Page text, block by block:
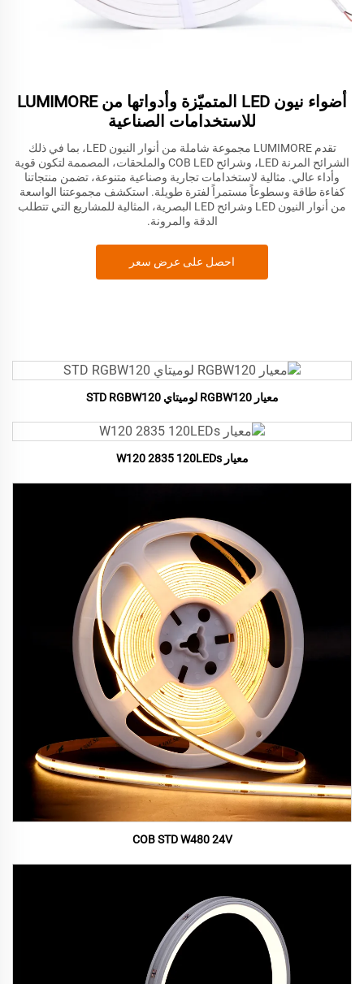
أضواء نيون LED المتميّزة وأدواتها من LUMIMORE
للاستخدامات الصناعية
تقدم LUMIMORE مجموعة شاملة من أنوار النيون LED، بما في ذلك
الشرائح المرنة LED، وشرائح COB LED والملحقات، المصممة لتكون قوية
وأداء عالي. مثالية لاستخدامات تجارية وصناعية متنوعة، تضمن منتجاتنا
كفاءة طاقة وسطوعاً مستمراً لفترة طويلة. استكشف مجموعتنا الواسعة
من أنوار النيون LED وشرائح LED البصرية، المثالية للمشاريع التي تتطلب
الدقة والمرونة.
احصل على عرض سعر
معيار RGBW120 لوميتاي STD RGBW120
معيار W120 2835 120LEDs
COB STD W480 24V